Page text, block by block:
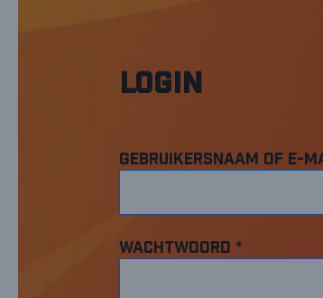
Login
Gebruikersnaam of e-
Wachtwoord *